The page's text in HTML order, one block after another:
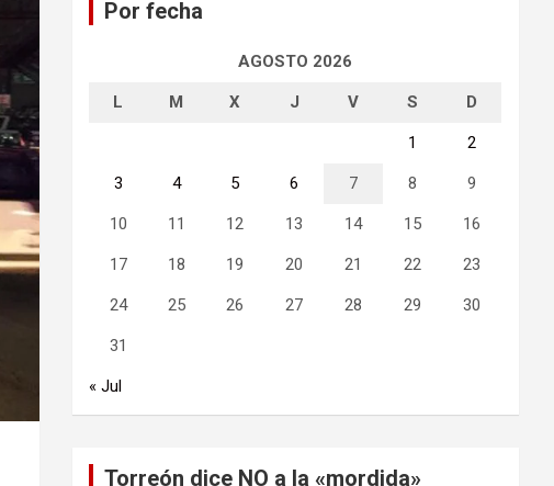
Por fecha
AGOSTO 2026
L M X J V S D
1 2
3 4 5 6 7 8 9
10 11 12 13 14 15 16
17 18 19 20 21 22 23
24 25 26 27 28 29 30
31
« Jul
Torreón dice NO a la «mordida»